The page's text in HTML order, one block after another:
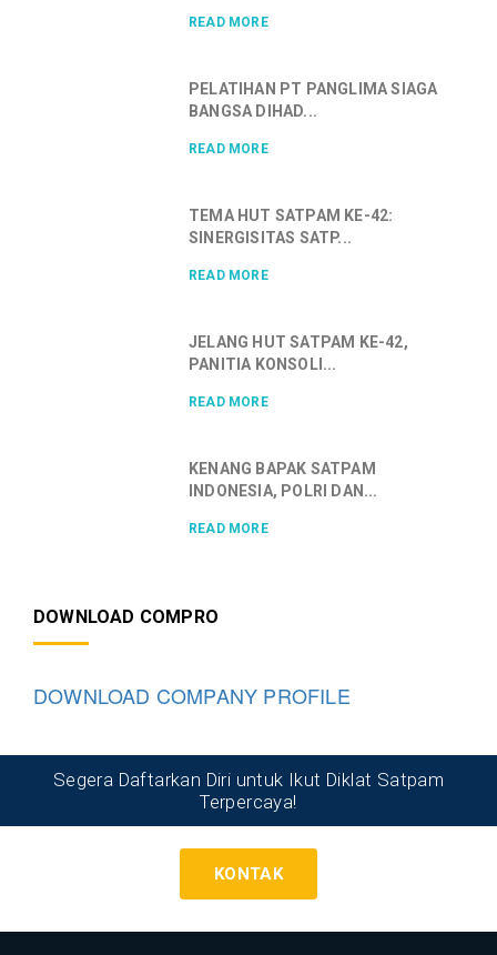
READ MORE
PELATIHAN PT PANGLIMA SIAGA
BANGSA DIHAD...
READ MORE
TEMA HUT SATPAM KE-42:
SINERGISITAS SATP...
READ MORE
JELANG HUT SATPAM KE-42,
PANITIA KONSOLI...
READ MORE
KENANG BAPAK SATPAM
INDONESIA, POLRI DAN...
READ MORE
DOWNLOAD COMPRO
DOWNLOAD COMPANY PROFILE
Segera Daftarkan Diri untuk Ikut Diklat Satpam
Terpercaya!
KONTAK